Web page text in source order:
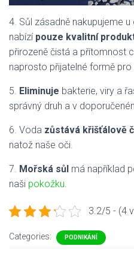
4. Sůl zásadně nakupujeme
nabízí pouze kvalitní
přirozeně čistá a přítomnost
naprosto přijatelné formě
5. Eliminuje bakterie, viry a
správný druh a v
6. Voda zůstává křišťálově
natož naše oči.
7. Mořská sůl má například
naši pokožku.
3.2/5 - (4
Categories: PODNIKÁNÍ